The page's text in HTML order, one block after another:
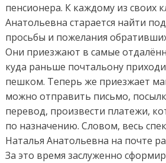
пенсионера. К каждому из своих
Анатольевна старается найти
просьбы и пожелания
Они приезжают в самые
куда раньше почтальону
пешком. Теперь же приезжает
можно отправить письмо,
перевод, произвести платежи,
по назначению. Словом, весь
Наталья Анатольевна на почте
За это время заслуженно